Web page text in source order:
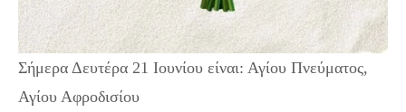
Σήμερα Δευτέρα 21 Ιουνίου είναι: Αγίου Πνεύματος,
Αγίου Αφροδισίου